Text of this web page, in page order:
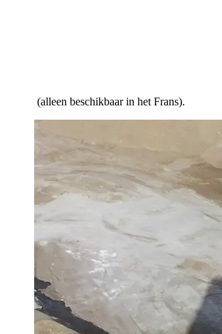
(alleen beschikbaar in het Frans).